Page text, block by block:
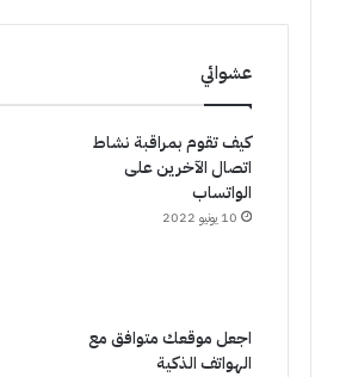
عشوائي
كيف تقوم بمراقبة نشاط
اتصال الآخرين على
الواتساب
10 يونيو 2022
اجعل موقعك متوافق مع
الهواتف الذكية